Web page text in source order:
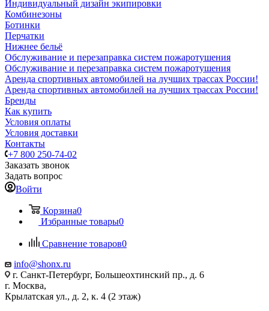
Индивидуальный дизайн экипировки
Комбинезоны
Ботинки
Перчатки
Нижнее бельё
Обслуживание и перезаправка систем пожаротушения
Обслуживание и перезаправка систем пожаротушения
Аренда спортивных автомобилей на лучших трассах России!
Аренда спортивных автомобилей на лучших трассах России!
Бренды
Как купить
Условия оплаты
Условия доставки
Контакты
+7 800 250-74-02
Заказать звонок
Задать вопрос
Войти
Корзина0
Избранные товары0
Сравнение товаров0
info@shonx.ru
г. Санкт-Петербург, Большеохтинский пр., д. 6
г. Москва,
Крылатская ул., д. 2, к. 4 (2 этаж)